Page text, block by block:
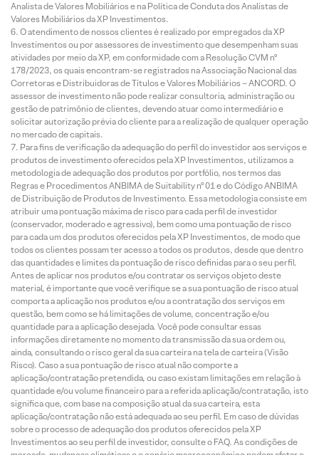
Analista de Valores Mobiliários e na Política de Conduta dos Analistas de
Valores Mobiliários da XP Investimentos.
O atendimento de nossos clientes é realizado por empregados da XP
Investimentos ou por assessores de investimento que desempenham suas
atividades por meio da XP, em conformidade com a Resolução CVM nº
178/2023, os quais encontram-se registrados na Associação Nacional das
Corretoras e Distribuidoras de Títulos e Valores Mobiliários – ANCORD. O
assessor de investimento não pode realizar consultoria, administração ou
gestão de patrimônio de clientes, devendo atuar como intermediário e
solicitar autorização prévia do cliente para a realização de qualquer operação
no mercado de capitais.
Para fins de verificação da adequação do perfil do investidor aos serviços e
produtos de investimento oferecidos pela XP Investimentos, utilizamos a
metodologia de adequação dos produtos por portfólio, nos termos das
Regras e Procedimentos ANBIMA de Suitability nº 01 e do Código ANBIMA
de Distribuição de Produtos de Investimento. Essa metodologia consiste em
atribuir uma pontuação máxima de risco para cada perfil de investidor
(conservador, moderado e agressivo), bem como uma pontuação de risco
para cada um dos produtos oferecidos pela XP Investimentos, de modo que
todos os clientes possam ter acesso a todos os produtos, desde que dentro
das quantidades e limites da pontuação de risco definidas para o seu perfil.
Antes de aplicar nos produtos e/ou contratar os serviços objeto deste
material, é importante que você verifique se a sua pontuação de risco atual
comporta a aplicação nos produtos e/ou a contratação dos serviços em
questão, bem como se há limitações de volume, concentração e/ou
quantidade para a aplicação desejada. Você pode consultar essas
informações diretamente no momento da transmissão da sua ordem ou,
ainda, consultando o risco geral da sua carteira na tela de carteira (Visão
Risco). Caso a sua pontuação de risco atual não comporte a
aplicação/contratação pretendida, ou caso existam limitações em relação à
quantidade e/ou volume financeiro para a referida aplicação/contratação, isto
significa que, com base na composição atual da sua carteira, esta
aplicação/contratação não está adequada ao seu perfil. Em caso de dúvidas
sobre o processo de adequação dos produtos oferecidos pela XP
Investimentos ao seu perfil de investidor, consulte o FAQ. As condições de